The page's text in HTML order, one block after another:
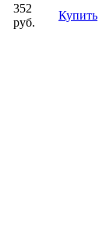
352
руб.
Купить